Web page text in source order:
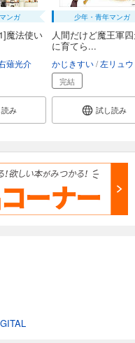
ンガ
魔法使い
薙光介
み
少年・青年マンガ
人間だけど魔王軍
に育てら...
かじきすい 左リュウ
完結
試し読み